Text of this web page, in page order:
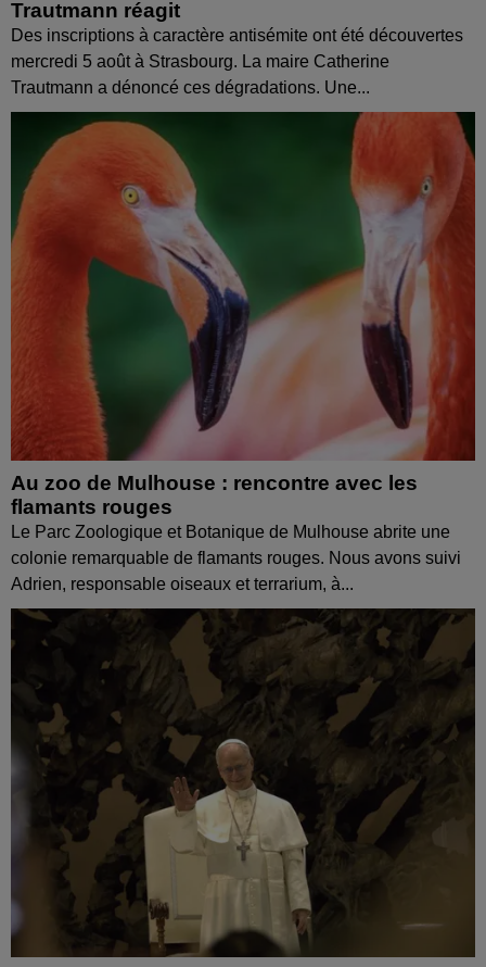
Trautmann réagit
Des inscriptions à caractère antisémite ont été découvertes
mercredi 5 août à Strasbourg. La maire Catherine
Trautmann a dénoncé ces dégradations. Une...
Au zoo de Mulhouse : rencontre avec les
flamants rouges
Le Parc Zoologique et Botanique de Mulhouse abrite une
colonie remarquable de flamants rouges. Nous avons suivi
Adrien, responsable oiseaux et terrarium, à...